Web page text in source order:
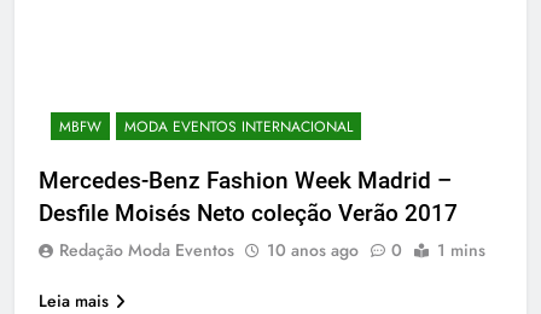
MBFW MODA EVENTOS INTERNACIONAL
Mercedes-Benz Fashion Week Madrid –
Desfile Moisés Neto coleção Verão 2017
Redação Moda Eventos 10 anos ago 0 1 mins
Leia mais